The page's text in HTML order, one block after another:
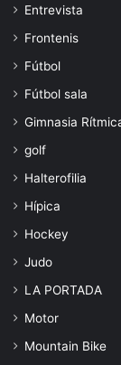
Entrevista
Frontenis
Fútbol
Fútbol sala
Gimnasia
golf
Halterofilia
Hípica
Hockey
Judo
LA PORTADA
Motor
Mountain Bike